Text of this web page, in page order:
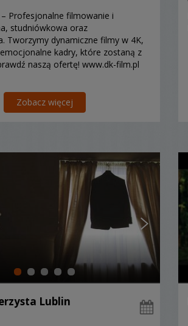
– Profesjonalne filmowanie i
studniówkowa oraz
Tworzymy dynamiczne filmy w 4K,
kadry, które zostaną z
naszą ofertę! www.dk-film.pl
Zobacz więcej
Lublin